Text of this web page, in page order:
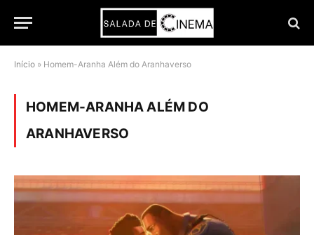
Início » Homem-Aranha Além do Aranhaverso
HOMEM-ARANHA ALÉM DO
ARANHAVERSO